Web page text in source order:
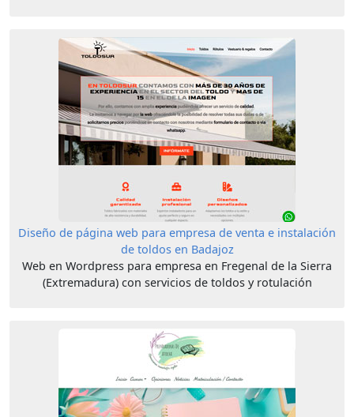
Diseño de página web para empresa de venta e instalación
de toldos en Badajoz
Web en Wordpress para empresa en Fregenal de la Sierra
(Extremadura) con servicios de toldos y rotulación